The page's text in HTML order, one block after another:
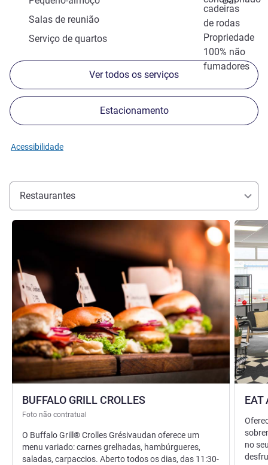
cadeiras
de rodas
Salas de reunião
Propriedade
100% não
fumadores
Serviço de quartos
Ver todos os serviços
Estacionamento
Acessibilidade
Restaurantes
BUFFALO GRILL CROLLES
Foto não contratual
Ver detalhes
O Buffalo Grill® Crolles Grésivaudan oferece um
menu variado: carnes grelhadas, hambúrgueres,
saladas, carpaccios. Aberto todos os dias, das 11:30-
EAT
Ver
no